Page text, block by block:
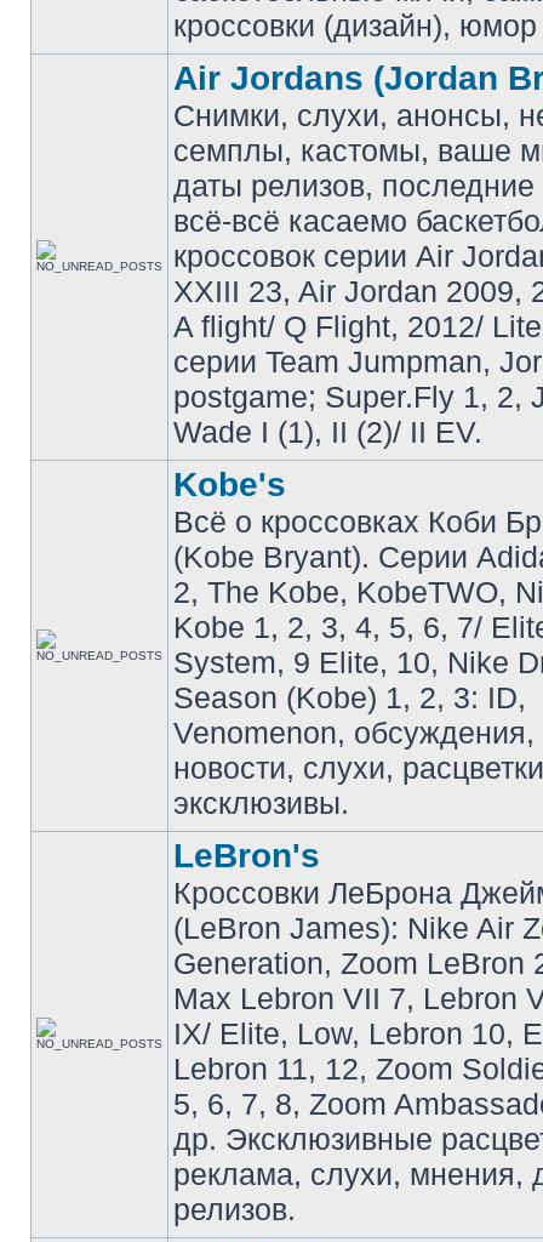
кроссовки (дизайн),
Air Jordans (Jordan
Снимки, слухи, анонсы,
семплы, кастомы, ваше
даты релизов, последние
всё-всё касаемо
кроссовок серии Air
XXIII 23, Air Jordan 2009,
A flight/ Q Flight, 2012/
серии Team Jumpman,
postgame; Super.Fly 1, 2,
Wade I (1), II (2)/ II EV.
Kobe's
Всё о кроссовках Коби
(Kobe Bryant). Серии
2, The Kobe, KobeTWO,
Kobe 1, 2, 3, 4, 5, 6, 7/
System, 9 Elite, 10, Nike
Season (Kobe) 1, 2, 3: ID,
Venomenon,
новости, слухи,
эксклюзивы.
LeBron's
Кроссовки ЛеБрона
(LeBron James): Nike Air
Generation, Zoom LeBron
Max Lebron VII 7, Lebron
IX/ Elite, Low, Lebron 10,
Lebron 11, 12, Zoom
5, 6, 7, 8, Zoom
др. Эксклюзивные
реклама, слухи, мнения,
релизов.